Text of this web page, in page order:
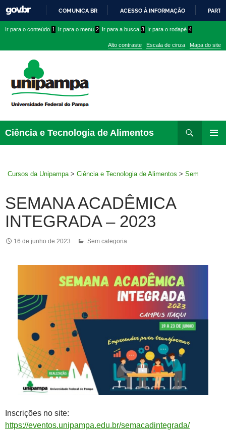
PARA
CONTEÚDO
COMUNICA BR ACESSO À INFORMAÇÃO
conteúdo
menu
superior
menu
Ir para o conteúdo 1 Ir para o menu 2 Ir para a busca 3 Ir para o rodapé 4
Alto contraste Escala de cinza Mapa do site
Ciência e Tecnologia de Alimentos
Cursos da Unipampa > Ciência e Tecnologia de Alimentos > Sem
SEMANA ACADÊMICA
INTEGRADA – 2023
16 de junho de 2023 Sem categoria
Inscrições no site:
https://eventos.unipampa.edu.br/semacadintegrada/